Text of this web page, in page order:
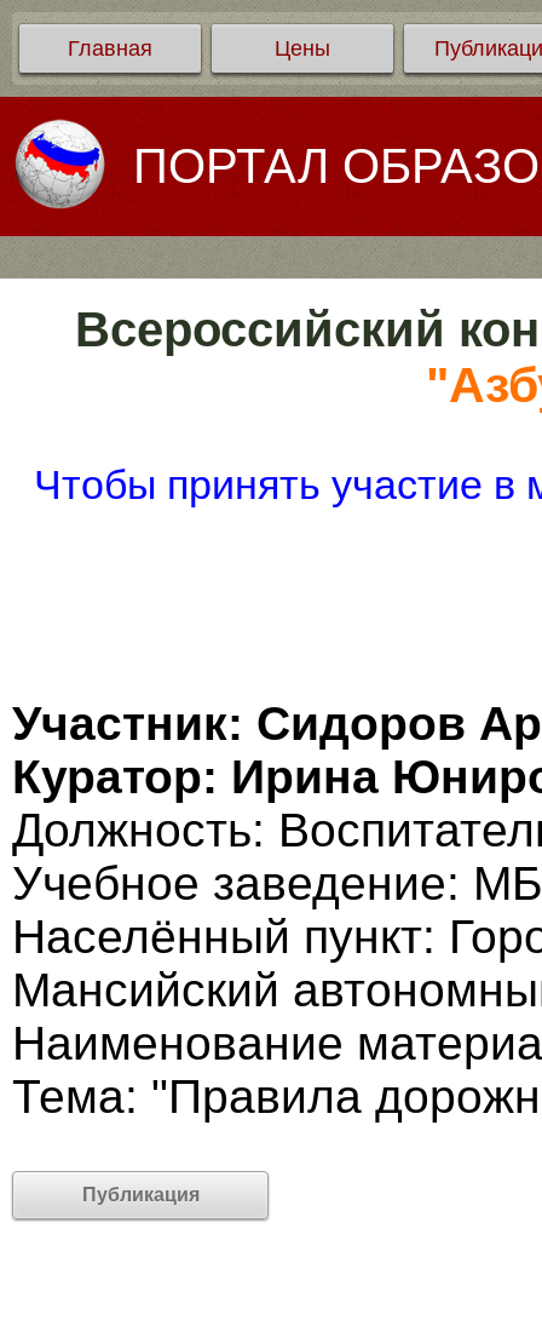
Главная Цены
ПОРТАЛ
Всероссийский
Чтобы принять участие
Участник: Сидоров
Куратор: Ирина
Должность:
Учебное заведение:
Населённый пункт:
Мансийский
Наименование
Тема: "Правила
Публикация